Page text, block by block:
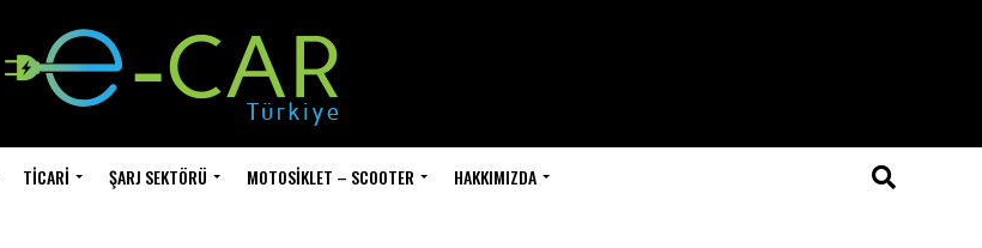
TICARI ŞARJ SEKTÖRÜ MOTOSIKLET – SCOOTER HAKKIMIZDA